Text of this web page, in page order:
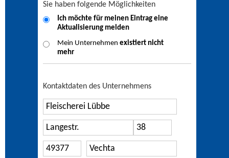
Sie haben folgende Möglichkeiten
Ich möchte für meinen Eintrag eine
Aktualisierung melden
Mein Unternehmen existiert nicht
mehr
Kontaktdaten des Unternehmens